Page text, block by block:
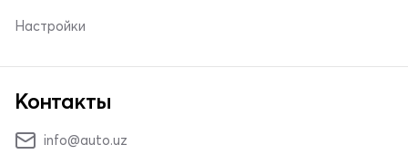
Настройки
Контакты
info@auto.uz